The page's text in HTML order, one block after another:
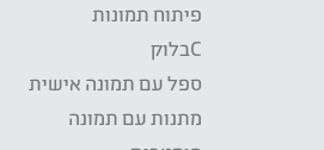
פיתוח תמונות
Cבלוק
ספל עם תמונה אישית
מתנות עם תמונה